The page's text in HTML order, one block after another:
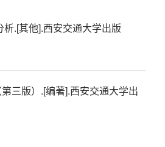
析.[其他].西安交通大学出版
三版）.[编著].西安交通大学出